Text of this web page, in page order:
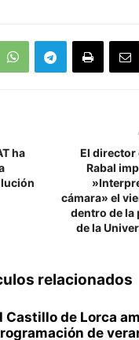
ha
El director
Rabal
cámara» el
dentro de la
de la
relacionados
Castillo de Lorca
de